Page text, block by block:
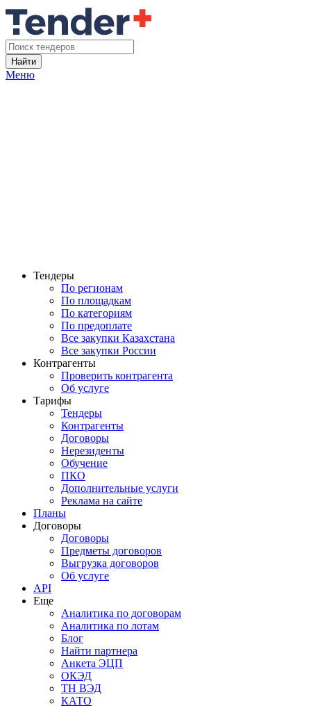
Найти
Меню
Тендеры
По регионам
По площадкам
По категориям
По предоплате
Все закупки Казахстана
Все закупки России
Контрагенты
Проверить контрагента
Об услуге
Тарифы
Тендеры
Контрагенты
Договоры
Нерезиденты
Обучение
ПКО
Дополнительные услуги
Реклама на сайте
Планы
Договоры
Договоры
Предметы договоров
Выгрузка договоров
Об услуге
API
Еще
Аналитика по договорам
Аналитика по лотам
Блог
Найти партнера
Анкета ЭЦП
ОКЭД
ТН ВЭД
КАТО